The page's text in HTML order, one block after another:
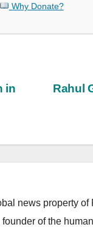
Why Donate?
Rahul
in
news property
of the